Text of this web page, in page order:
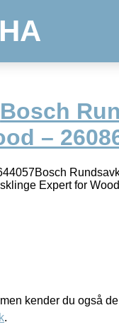
Bosch
–
Expert for
kender du også
.